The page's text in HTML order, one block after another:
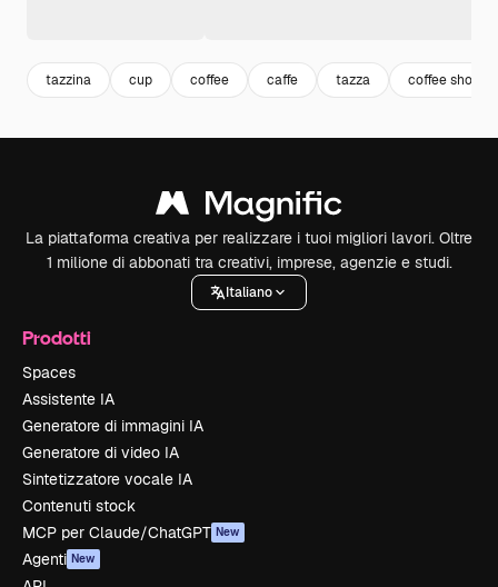
tazzina cup coffee caffe tazza coffee shop
La piattaforma creativa per realizzare i tuoi migliori lavori. Oltre
1 milione di abbonati tra creativi, imprese, agenzie e studi.
Italiano
Prodotti
Spaces
Assistente IA
Generatore di immagini IA
Generatore di video IA
Sintetizzatore vocale IA
Contenuti stock
MCP per Claude/ChatGPT New
Agenti New